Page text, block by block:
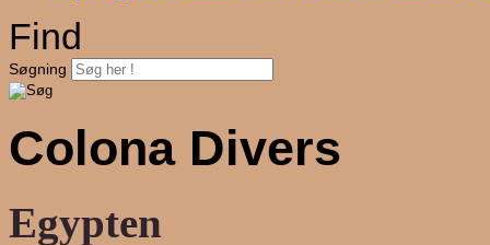
Find
Søgning
Colona Divers
Egypten